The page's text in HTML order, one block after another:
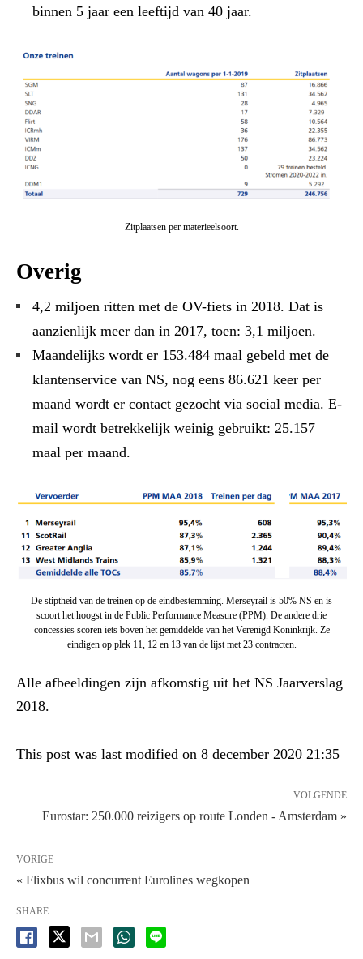
binnen 5 jaar een leeftijd van 40 jaar.
Zitplaatsen per materieelsoort.
Overig
4,2 miljoen ritten met de OV-fiets in 2018. Dat is
aanzienlijk meer dan in 2017, toen: 3,1 miljoen.
Maandelijks wordt er 153.484 maal gebeld met de
klantenservice van NS, nog eens 86.621 keer per
maand wordt er contact gezocht via social media. E-
mail wordt betrekkelijk weinig gebruikt: 25.157
maal per maand.
De stiptheid van de treinen op de eindbestemming. Merseyrail is 50% NS en is
scoort het hoogst in de Public Performance Measure (PPM). De andere drie
concessies scoren iets boven het gemiddelde van het Verenigd Koninkrijk. Ze
eindigen op plek 11, 12 en 13 van de lijst met 23 contracten.
Alle afbeeldingen zijn afkomstig uit het NS Jaarverslag
2018.
This post was last modified on 8 december 2020 21:35
VOLGENDE
Eurostar: 250.000 reizigers op route Londen - Amsterdam »
VORIGE
« Flixbus wil concurrent Eurolines wegkopen
SHARE